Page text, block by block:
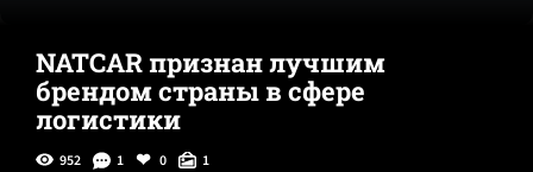
NATCAR признан лучшим
брендом страны в сфере
логистики
952 1 0 1